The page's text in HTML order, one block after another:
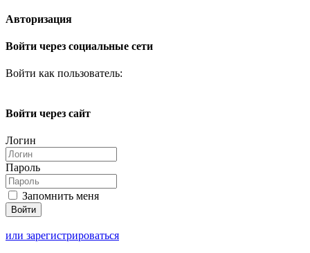
Авторизация
Войти через социальные сети
Войти как пользователь:
Войти через сайт
Логин
Пароль
Запомнить меня
или зарегистрироваться